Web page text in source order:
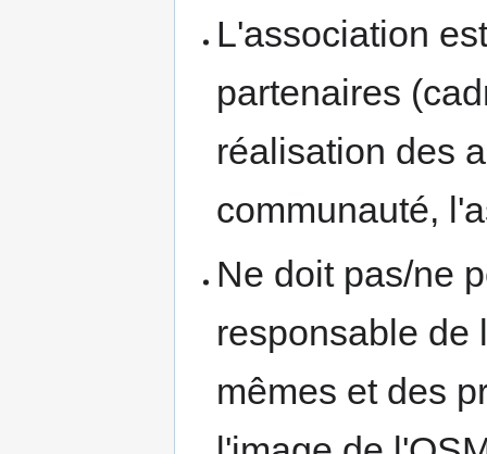
L'association
partenaires
réalisation des
communauté,
Ne doit pas/ne
responsable de
mêmes et des